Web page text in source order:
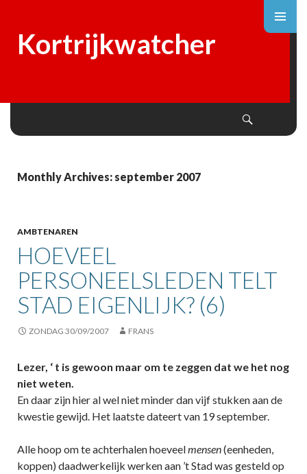
Kortrijkwatcher
Monthly Archives: september 2007
AMBTENAREN
HOEVEEL
PERSONEELSLEDEN TELT
STAD EIGENLIJK? (6)
ZONDAG 30/09/2007 FRANS
Lezer, ‘ t is gewoon maar om te zeggen dat we het nog
niet weten.
En daar zijn hier al wel niet minder dan vijf stukken aan de
kwestie gewijd. Het laatste dateert van 19 september.
Alle hoop om te achterhalen hoeveelmensen(eenheden,
koppen) daadwerkelijk werken aan ’t Stad was gesteld op